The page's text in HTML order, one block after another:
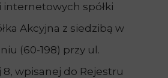
internetowych spółki
Akcyjna z siedzibą w
(60-198) przy ul.
8, wpisanej do Rejestru